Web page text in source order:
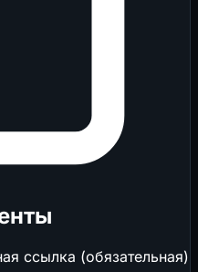
ссылка (обязательная)